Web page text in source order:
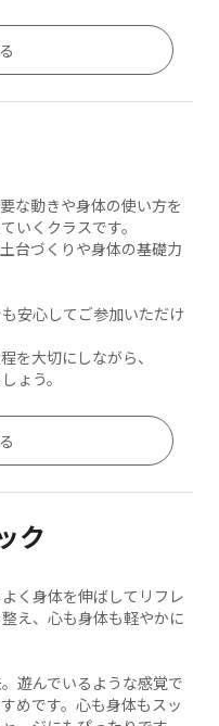
な動きや身体の使い方を
いくクラスです。
台づくりや身体の基礎力
安心してご参加いただけ
を大切にしながら、
ょう。
ク
く身体を伸ばしてリフレ
え、心も身体も軽やかに
遊んでいるような感覚で
めです。心も身体もスッ